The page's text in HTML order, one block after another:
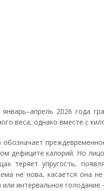
2026 года
веса, однако вместе с
дефиците калорий. Но
теряет упругость,
не нова, касается она
интервальное